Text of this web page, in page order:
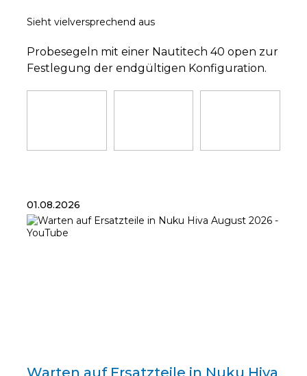
Sieht vielversprechend aus
Probesegeln mit einer Nautitech 40 open zur
Festlegung der endgültigen Konfiguration.
01.08.2026
Warten auf Ersatzteile in Nuku Hiva